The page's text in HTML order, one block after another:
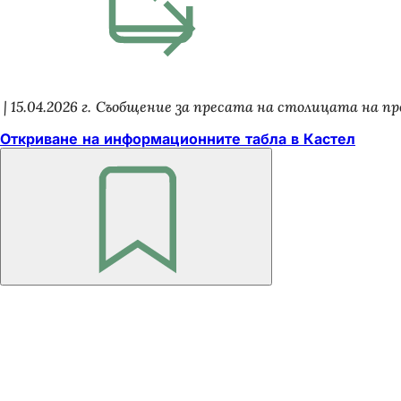
раздел)
15.04.2026 г. Съобщение за пресата на столицата на
Откриване на информационните табла в Кастел
забравяйте